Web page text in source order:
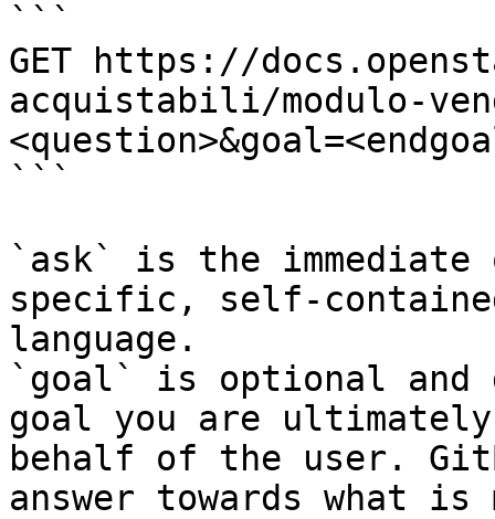
```
GET https://
acquistabili/modulo-
```
`ask` is the
specific, self-
language.
`goal` is optional and
goal you are
behalf of the user.
answer towards what